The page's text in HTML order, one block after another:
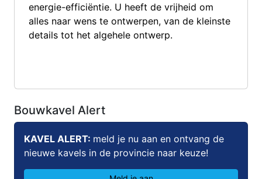
energie-efficiëntie. U heeft de vrijheid om
alles naar wens te ontwerpen, van de kleinste
details tot het algehele ontwerp.
Bouwkavel Alert
KAVEL ALERT: meld je nu aan en ontvang de
nieuwe kavels in de provincie naar keuze!